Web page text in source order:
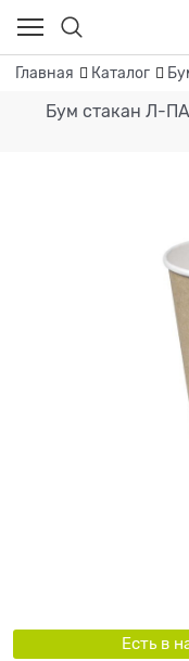
Главная Каталог
Бум стакан Л-
Есть в